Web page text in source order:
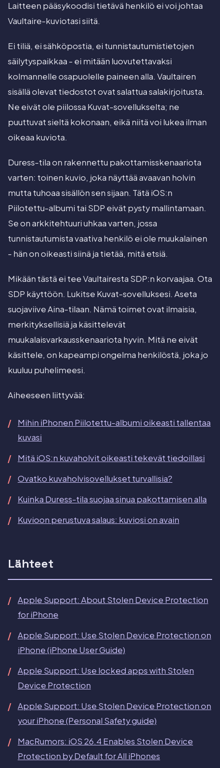
Laitteen pääsykoodisi tietävä henkilö ei voi johtaa
Vaultaire-kuviotasi siitä.
Ei tiliä, ei sähköpostia, ei tunnistautumistietojen
säilytyspaikkaa - ei mitään luovutettavaksi
kolmannelle osapuolelle paineen alla. Vaultairen
sisällä olevat tiedostot ovat salattua salakirjoitusta.
Ne eivät ole piilossa Kuvat-sovellukselta; ne
puuttuvat sieltä kokonaan, eikä niitä voi lukea ilman
oikeaa kuviota.
Duress-tila on rakennettu pakottamisskenaariota
varten: toinen kuvio, joka näyttää avaavan holvin
mutta tuhoaa sisällön sen sijaan. Tätä iOS:n
Piilotettu-albumi tai SDP eivät pysty mallintamaan.
Se on arkkitehtuuri uhkaa varten, jossa
tunnistautumista vaativa henkilö ei ole muukalainen
- hän on oikeasti siinä ja tietää, mitä etsiä.
Mikään tästä ei tee Vaultairesta SDP:n korvaajaa. Ota
SDP käyttöön. Lukitse Kuvat-sovelluksesi. Aseta
suojaviive Aina-tilaan. Nämä toimet ovat ilmaisia,
merkityksellisiä ja käsittelevät
muukalaisvarkausskenaariota hyvin. Mitä ne eivät
käsittele, on kapeampi ongelma henkilöstä, joka jo
kuuluu puhelimeesi.
Aiheeseen liittyvää:
Mihin iPhonen Piilotettu-albumi oikeasti tallentaa
kuvasi
Mitä iOS:n kuvaholvit oikeasti tekevät tiedoillasi
Ovatko kuvaholvisovellukset turvallisia?
Kuinka Duress-tila suojaa sinua pakottamisen alla
Kuvioon perustuva salaus: kuviosi on avain
Lähteet
Apple Support: About Stolen Device Protection
for iPhone
Apple Support: Use Stolen Device Protection on
iPhone (iPhone User Guide)
Apple Support: Use locked apps with Stolen
Device Protection
Apple Support: Use Stolen Device Protection on
your iPhone (Personal Safety guide)
MacRumors: iOS 26.4 Enables Stolen Device
Protection by Default for All iPhones